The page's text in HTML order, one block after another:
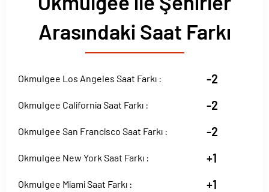
Arasındaki Saat Farkı
Okmulgee Los Angeles Saat Farkı : -2
Okmulgee California Saat Farkı : -2
Okmulgee San Francisco Saat Farkı : -2
Okmulgee New York Saat Farkı : +1
Okmulgee Miami Saat Farkı : +1